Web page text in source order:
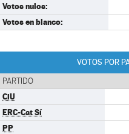
Votos nulos:
Votos en blanco:
VOTOS POR
PARTIDO
CiU
ERC-Cat Sí
PP